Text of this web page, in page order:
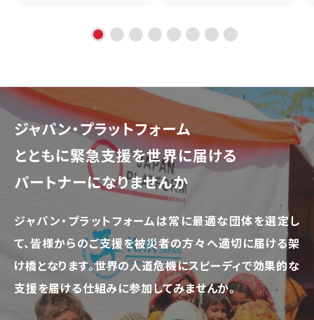
ジャパン・プラットフォーム
とともに緊急支援を世界に届ける
パートナーになりませんか
ジャパン・プラットフォームは常に最適な団体を選定し
て、皆様からのご支援を被災者の方々へ適切に届ける架
け橋となります。世界の人道危機にスピーディで効果的な
支援を届ける仕組みに参加してみませんか。